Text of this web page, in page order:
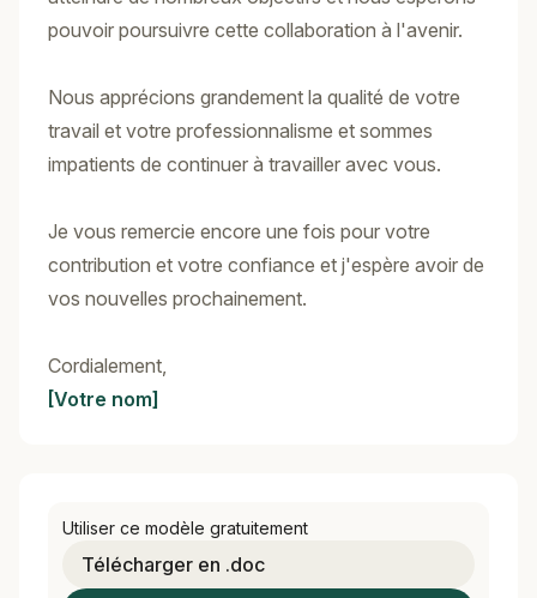
pouvoir poursuivre cette collaboration à l'avenir.
Nous apprécions grandement la qualité de votre
travail et votre professionnalisme et sommes
impatients de continuer à travailler avec vous.
Je vous remercie encore une fois pour votre
contribution et votre confiance et j'espère avoir de
vos nouvelles prochainement.
Cordialement,
[Votre nom]
Utiliser ce modèle gratuitement
Télécharger en .doc